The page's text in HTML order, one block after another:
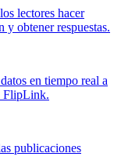
lectores hacer
y obtener respuestas.
en tiempo real a
FlipLink.
publicaciones